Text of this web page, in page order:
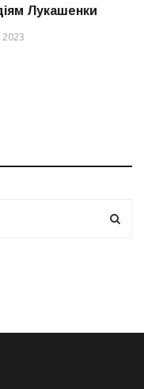
Лукашенки